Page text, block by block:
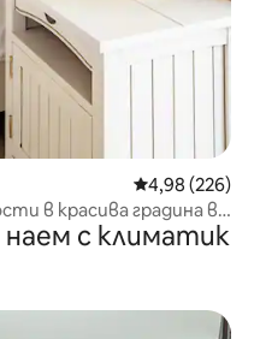
Средна
4,98 (226)
в красива градина в
с климатик